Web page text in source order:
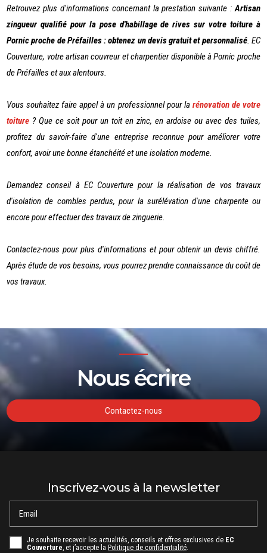
Retrouvez plus d'informations concernant la prestation suivante :Artisan
zingueur qualifié pour la pose d'habillage de rives sur votre toiture à
Pornic proche de Préfailles : obtenez un devis gratuit et personnalisé. EC
Couverture, votre artisan couvreur et charpentier disponible à Pornic proche
de Préfailles et aux alentours.
Vous souhaitez faire appel à un professionnel pour la rénovation de votre
toiture ? Que ce soit pour un toit en zinc, en ardoise ou avec des tuiles,
profitez du savoir-faire d'une entreprise reconnue pour améliorer votre
confort, avoir une bonne étanchéité et une isolation moderne.
Demandez conseil à EC Couverture pour la réalisation de vos travaux
d'isolation de combles perdus, pour la surélévation d'une charpente ou
encore pour effectuer des travaux de zinguerie.
Contactez-nous pour plus d'informations et pour obtenir un devis chiffré.
Après étude de vos besoins, vous pourrez prendre connaissance du coût de
vos travaux.
Nous écrire
Contactez-nous
Inscrivez-vous à la newsletter
Email
Je souhaite recevoir les actualités, conseils et offres exclusives de EC
Couverture, et j’accepte la Politique de confidentialité.